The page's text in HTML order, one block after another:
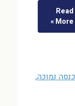
Read
More »